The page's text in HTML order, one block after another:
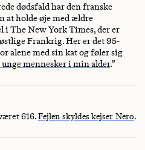
dødsfald har den franske
at holde øje med ældre
i The New York Times, der er
Frankrig. Her er det 95-
alene med sin kat og føler sig
mennesker i min alder.”
616.Fejlen skyldes kejser Nero.